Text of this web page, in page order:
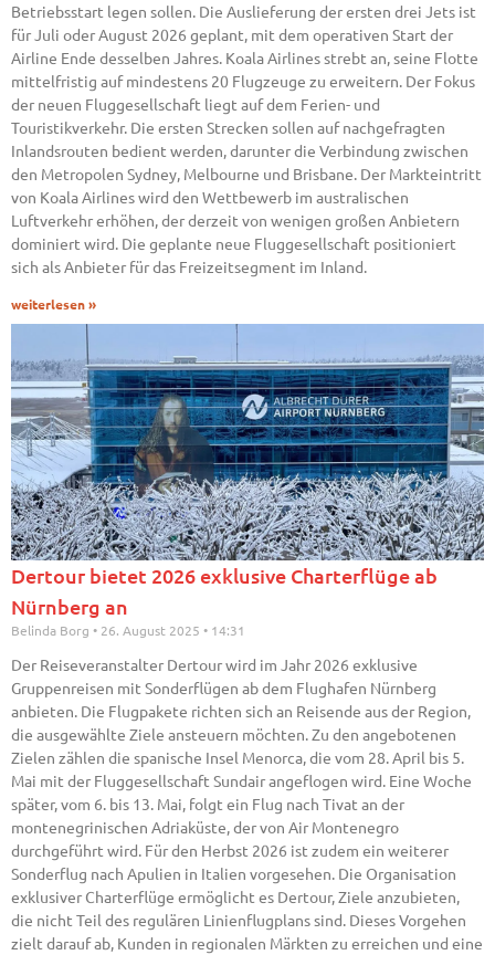
Betriebsstart legen sollen. Die Auslieferung der ersten drei Jets ist
für Juli oder August 2026 geplant, mit dem operativen Start der
Airline Ende desselben Jahres. Koala Airlines strebt an, seine Flotte
mittelfristig auf mindestens 20 Flugzeuge zu erweitern. Der Fokus
der neuen Fluggesellschaft liegt auf dem Ferien- und
Touristikverkehr. Die ersten Strecken sollen auf nachgefragten
Inlandsrouten bedient werden, darunter die Verbindung zwischen
den Metropolen Sydney, Melbourne und Brisbane. Der Markteintritt
von Koala Airlines wird den Wettbewerb im australischen
Luftverkehr erhöhen, der derzeit von wenigen großen Anbietern
dominiert wird. Die geplante neue Fluggesellschaft positioniert
sich als Anbieter für das Freizeitsegment im Inland.
weiterlesen »
Dertour bietet 2026 exklusive Charterflüge ab
Nürnberg an
Belinda Borg 26. August 2025 14:31
Der Reiseveranstalter Dertour wird im Jahr 2026 exklusive
Gruppenreisen mit Sonderflügen ab dem Flughafen Nürnberg
anbieten. Die Flugpakete richten sich an Reisende aus der Region,
die ausgewählte Ziele ansteuern möchten. Zu den angebotenen
Zielen zählen die spanische Insel Menorca, die vom 28. April bis 5.
Mai mit der Fluggesellschaft Sundair angeflogen wird. Eine Woche
später, vom 6. bis 13. Mai, folgt ein Flug nach Tivat an der
montenegrinischen Adriaküste, der von Air Montenegro
durchgeführt wird. Für den Herbst 2026 ist zudem ein weiterer
Sonderflug nach Apulien in Italien vorgesehen. Die Organisation
exklusiver Charterflüge ermöglicht es Dertour, Ziele anzubieten,
die nicht Teil des regulären Linienflugplans sind. Dieses Vorgehen
zielt darauf ab, Kunden in regionalen Märkten zu erreichen und eine